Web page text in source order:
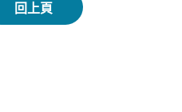
回上頁